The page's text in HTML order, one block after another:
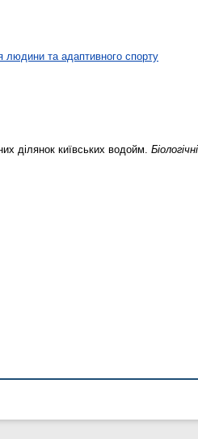
людини та адаптивного спорту
ділянок київських водойм.